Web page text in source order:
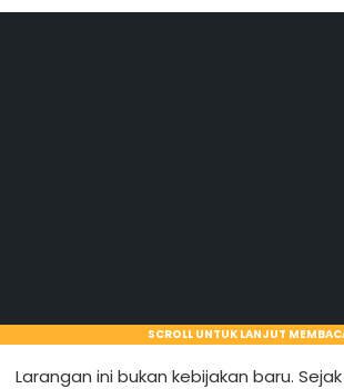
SCROLL UNTUK LANJUT
Larangan ini bukan kebijakan baru.